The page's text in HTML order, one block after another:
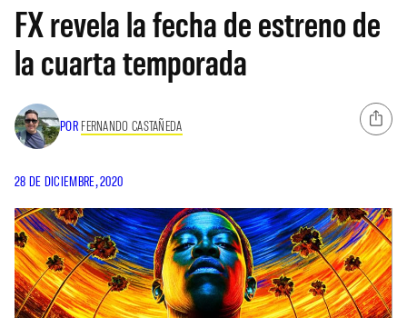
FX revela la fecha de estreno de
la cuarta temporada
POR FERNANDO CASTAÑEDA
28 DE DICIEMBRE, 2020